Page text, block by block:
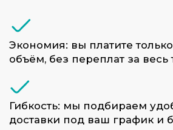
отдельного транспорта
ФТС-сервис гарантирует надёжную
логистику сборных грузов с полным
сопровождением — от поставщика до
время, деньги и нервы в международной
доставке.